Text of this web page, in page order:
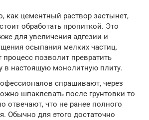
как цементный раствор застынет,
обработать пропиткой. Это
для увеличения адгезии и
осыпания мелких частиц.
процесс позволит превратить
в настоящую монолитную плиту.
спрашивают, через
шпаклевать после грунтовки то
отвечают, что не ранее полного
Обычно для этого достаточно